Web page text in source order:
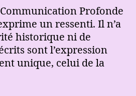
Profonde
un ressenti. Il n’a
historique ni de
sont l’expression
unique, celui de la